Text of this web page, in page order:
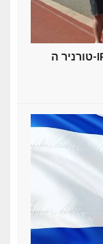
טורניר ה-IPA גייס 19,440 אירו עבור ילדיהם של